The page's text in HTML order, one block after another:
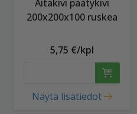
Aitakivi päätykivi
200x200x100 ruskea
5,75 €/kpl
Näytä lisätiedot